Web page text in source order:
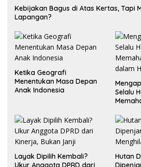
Kebijakan Bagus di Atas Kertas, Tapi
Lapangan?
Ketika Geografi
Menentukan Masa Depan
Anak Indonesia
Selalu
Layak Dipilih Kembali?
Ukur Anggota DPRD dari
Hutan